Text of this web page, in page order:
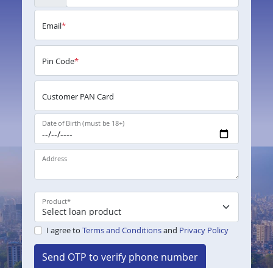
Email*
Pin Code*
Customer PAN Card
Date of Birth (must be 18+)
Address
Product*
I agree to Terms and Conditionsand Privacy Policy
Send OTP to verify phone number